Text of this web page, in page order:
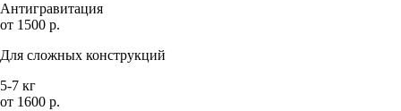
Антигравитация
от 1500 р.
Для сложных конструкций
5-7 кг
от 1600 р.